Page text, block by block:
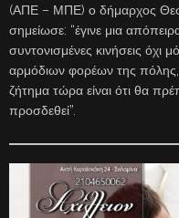
(ΑΠΕ – ΜΠΕ) ο δήμαρχος
σημείωσε: “έγινε μια
συντονισμένες κινήσεις
αρμόδιων φορέων της
ζήτημα τώρα είναι ότι θα
προσδεθεί”.